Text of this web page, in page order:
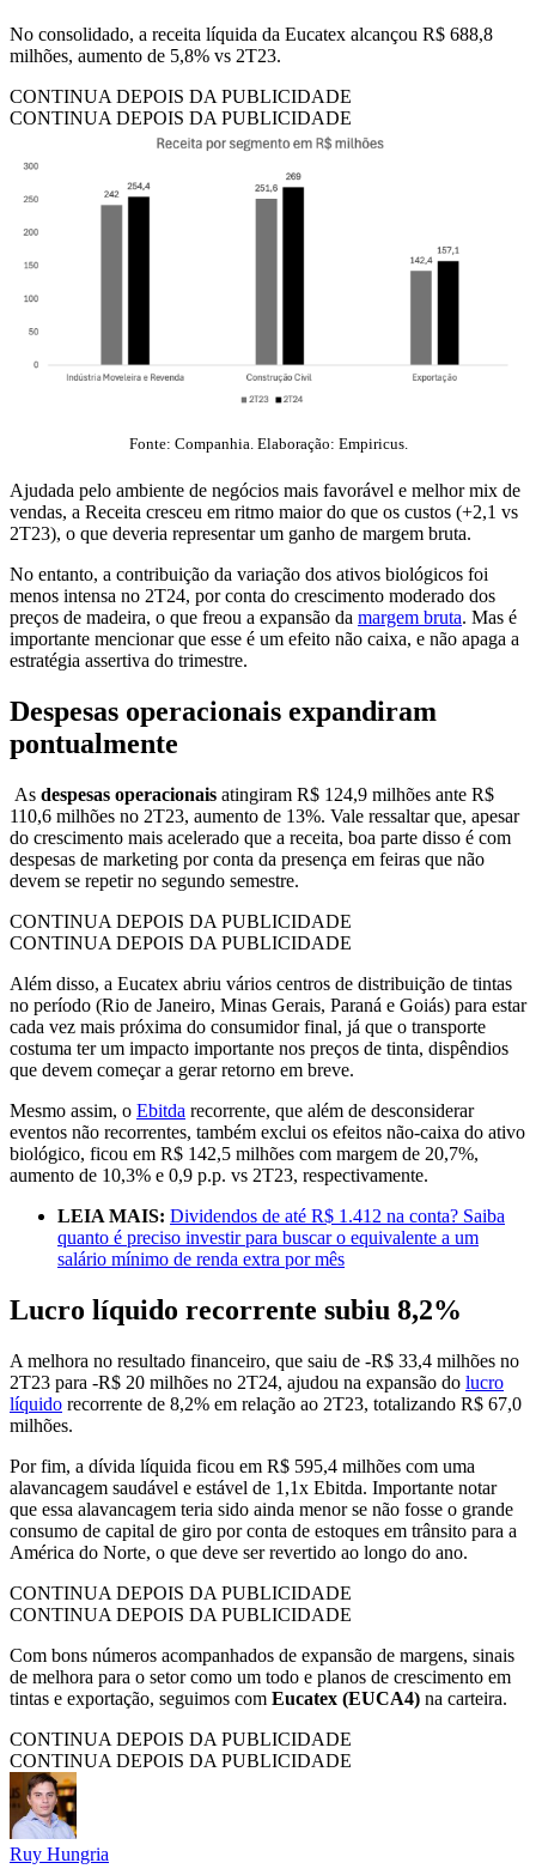
No consolidado, a receita líquida da Eucatex alcançou R$ 688,8
milhões, aumento de 5,8% vs 2T23.
CONTINUA DEPOIS DA PUBLICIDADE
CONTINUA DEPOIS DA PUBLICIDADE
Fonte: Companhia. Elaboração: Empiricus.
Ajudada pelo ambiente de negócios mais favorável e melhor mix de
vendas, a Receita cresceu em ritmo maior do que os custos (+2,1 vs
2T23), o que deveria representar um ganho de margem bruta.
No entanto, a contribuição da variação dos ativos biológicos foi
menos intensa no 2T24, por conta do crescimento moderado dos
preços de madeira, o que freou a expansão da margem bruta. Mas é
importante mencionar que esse é um efeito não caixa, e não apaga a
estratégia assertiva do trimestre.
Despesas operacionais expandiram
pontualmente
As despesas operacionais atingiram R$ 124,9 milhões ante R$
110,6 milhões no 2T23, aumento de 13%. Vale ressaltar que, apesar
do crescimento mais acelerado que a receita, boa parte disso é com
despesas de marketing por conta da presença em feiras que não
devem se repetir no segundo semestre.
CONTINUA DEPOIS DA PUBLICIDADE
CONTINUA DEPOIS DA PUBLICIDADE
Além disso, a Eucatex abriu vários centros de distribuição de tintas
no período (Rio de Janeiro, Minas Gerais, Paraná e Goiás) para estar
cada vez mais próxima do consumidor final, já que o transporte
costuma ter um impacto importante nos preços de tinta, dispêndios
que devem começar a gerar retorno em breve.
Mesmo assim, o Ebitda recorrente, que além de desconsiderar
eventos não recorrentes, também exclui os efeitos não-caixa do ativo
biológico, ficou em R$ 142,5 milhões com margem de 20,7%,
aumento de 10,3% e 0,9 p.p. vs 2T23, respectivamente.
LEIA MAIS: Dividendos de até R$ 1.412 na conta? Saiba
quanto é preciso investir para buscar o equivalente a um
salário mínimo de renda extra por mês
Lucro líquido recorrente subiu 8,2%
A melhora no resultado financeiro, que saiu de -R$ 33,4 milhões no
2T23 para -R$ 20 milhões no 2T24, ajudou na expansão do lucro
líquido recorrente de 8,2% em relação ao 2T23, totalizando R$ 67,0
milhões.
Por fim, a dívida líquida ficou em R$ 595,4 milhões com uma
alavancagem saudável e estável de 1,1x Ebitda. Importante notar
que essa alavancagem teria sido ainda menor se não fosse o grande
consumo de capital de giro por conta de estoques em trânsito para a
América do Norte, o que deve ser revertido ao longo do ano.
CONTINUA DEPOIS DA PUBLICIDADE
CONTINUA DEPOIS DA PUBLICIDADE
Com bons números acompanhados de expansão de margens, sinais
de melhora para o setor como um todo e planos de crescimento em
tintas e exportação, seguimos com Eucatex (EUCA4) na carteira.
CONTINUA DEPOIS DA PUBLICIDADE
CONTINUA DEPOIS DA PUBLICIDADE
Ruy Hungria